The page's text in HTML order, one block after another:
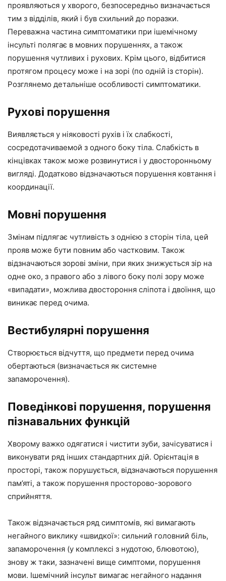
проявляються у хворого, безпосередньо визначається
тим з відділів, який і був схильний до поразки.
Переважна частина симптоматики при ішемічному
інсульті полягає в мовних порушеннях, а також
порушення чутливих і рухових. Крім цього, відбитися
протягом процесу може і на зорі (по одній із сторін).
Розглянемо детальніше особливості симптоматики.
Рухові порушення
Виявляється у ніяковості рухів і їх слабкості,
сосредотачиваемой з одного боку тіла. Слабкість в
кінцівках також може розвинутися і у двосторонньому
вигляді. Додатково відзначаються порушення ковтання і
координації.
Мовні порушення
Змінам підлягає чутливість з однією з сторін тіла, цей
прояв може бути повним або частковим. Також
відзначаються зорові зміни, при яких знижується зір на
одне око, з правого або з лівого боку полі зору може
«випадати», можлива двостороння сліпота і двоїння, що
виникає перед очима.
Вестибулярні порушення
Створюється відчуття, що предмети перед очима
обертаються (визначається як системне
запаморочення).
Поведінкові порушення, порушення
пізнавальних функцій
Хворому важко одягатися і чистити зуби, зачісуватися і
виконувати ряд інших стандартних дій. Орієнтація в
просторі, також порушується, відзначаються порушення
пам’яті, а також порушення просторово-зорового
сприйняття.
Також відзначається ряд симптомів, які вимагають
негайного виклику «швидкої»: сильний головний біль,
запаморочення (у комплексі з нудотою, блювотою),
знову ж таки, зазначені вище симптоми, порушення
мови. Ішемічний інсульт вимагає негайного надання